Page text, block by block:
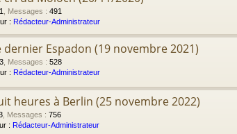
Messages : 491
: Rédacteur-Administrateur
dernier Espadon (19 novembre 2021)
Messages : 528
: Rédacteur-Administrateur
heures à Berlin (25 novembre 2022)
Messages : 756
: Rédacteur-Administrateur